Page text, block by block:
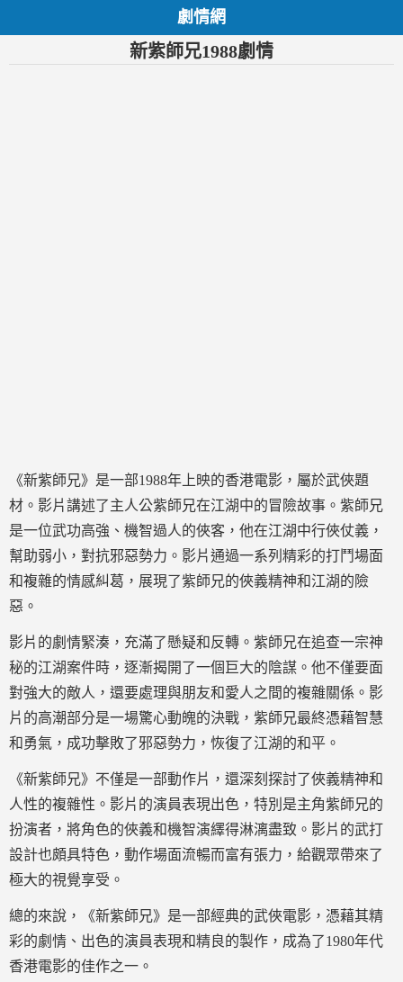
劇情網
新紫師兄1988劇情
《新紫師兄》是一部1988年上映的香港電影，屬於武俠題
材。影片講述了主人公紫師兄在江湖中的冒險故事。紫師兄
是一位武功高強、機智過人的俠客，他在江湖中行俠仗義，
幫助弱小，對抗邪惡勢力。影片通過一系列精彩的打鬥場面
和複雜的情感糾葛，展現了紫師兄的俠義精神和江湖的險
惡。
影片的劇情緊湊，充滿了懸疑和反轉。紫師兄在追查一宗神
秘的江湖案件時，逐漸揭開了一個巨大的陰謀。他不僅要面
對強大的敵人，還要處理與朋友和愛人之間的複雜關係。影
片的高潮部分是一場驚心動魄的決戰，紫師兄最終憑藉智慧
和勇氣，成功擊敗了邪惡勢力，恢復了江湖的和平。
《新紫師兄》不僅是一部動作片，還深刻探討了俠義精神和
人性的複雜性。影片的演員表現出色，特別是主角紫師兄的
扮演者，將角色的俠義和機智演繹得淋漓盡致。影片的武打
設計也頗具特色，動作場面流暢而富有張力，給觀眾帶來了
極大的視覺享受。
總的來說，《新紫師兄》是一部經典的武俠電影，憑藉其精
彩的劇情、出色的演員表現和精良的製作，成為了1980年代
香港電影的佳作之一。